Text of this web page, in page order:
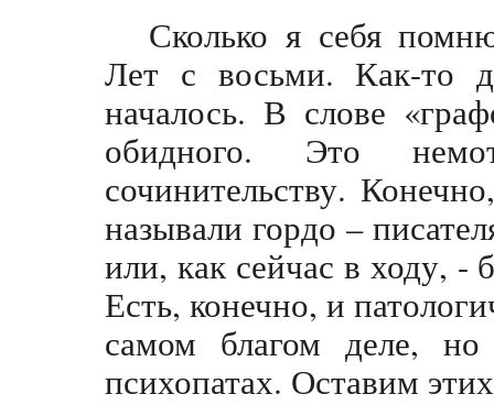
Сколько я себя
Лет с восьми. Как-то
началось. В слове
обидного. Это
сочинительству.
называли гордо –
или, как сейчас в ходу, -
Есть, конечно, и
самом благом деле,
психопатах. Оставим